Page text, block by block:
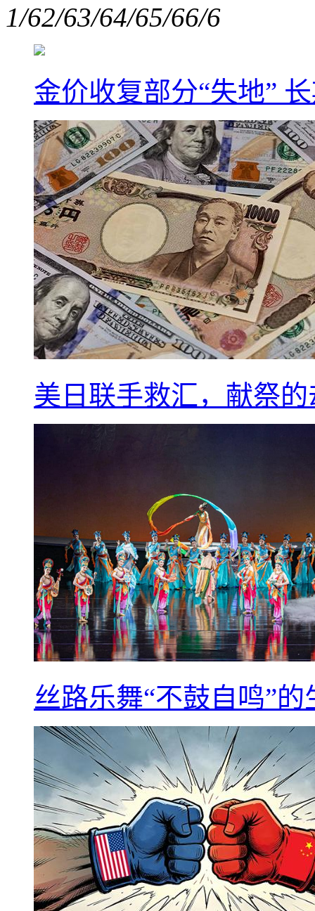
1/62/63/64/65/66/6
金价收复部分“失地”
美日联手救汇，献祭
丝路乐舞“不鼓自鸣”